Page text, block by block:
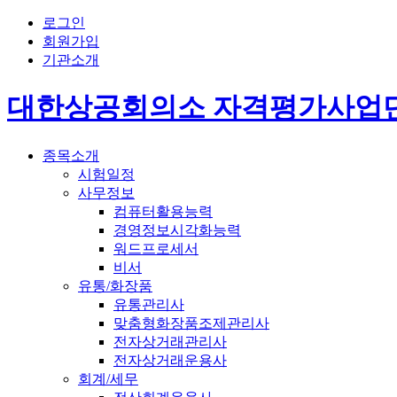
로그인
회원가입
기관소개
대한상공회의소 자격평가사업
종목소개
시험일정
사무정보
컴퓨터활용능력
경영정보시각화능력
워드프로세서
비서
유통/화장품
유통관리사
맞춤형화장품조제관리사
전자상거래관리사
전자상거래운용사
회계/세무